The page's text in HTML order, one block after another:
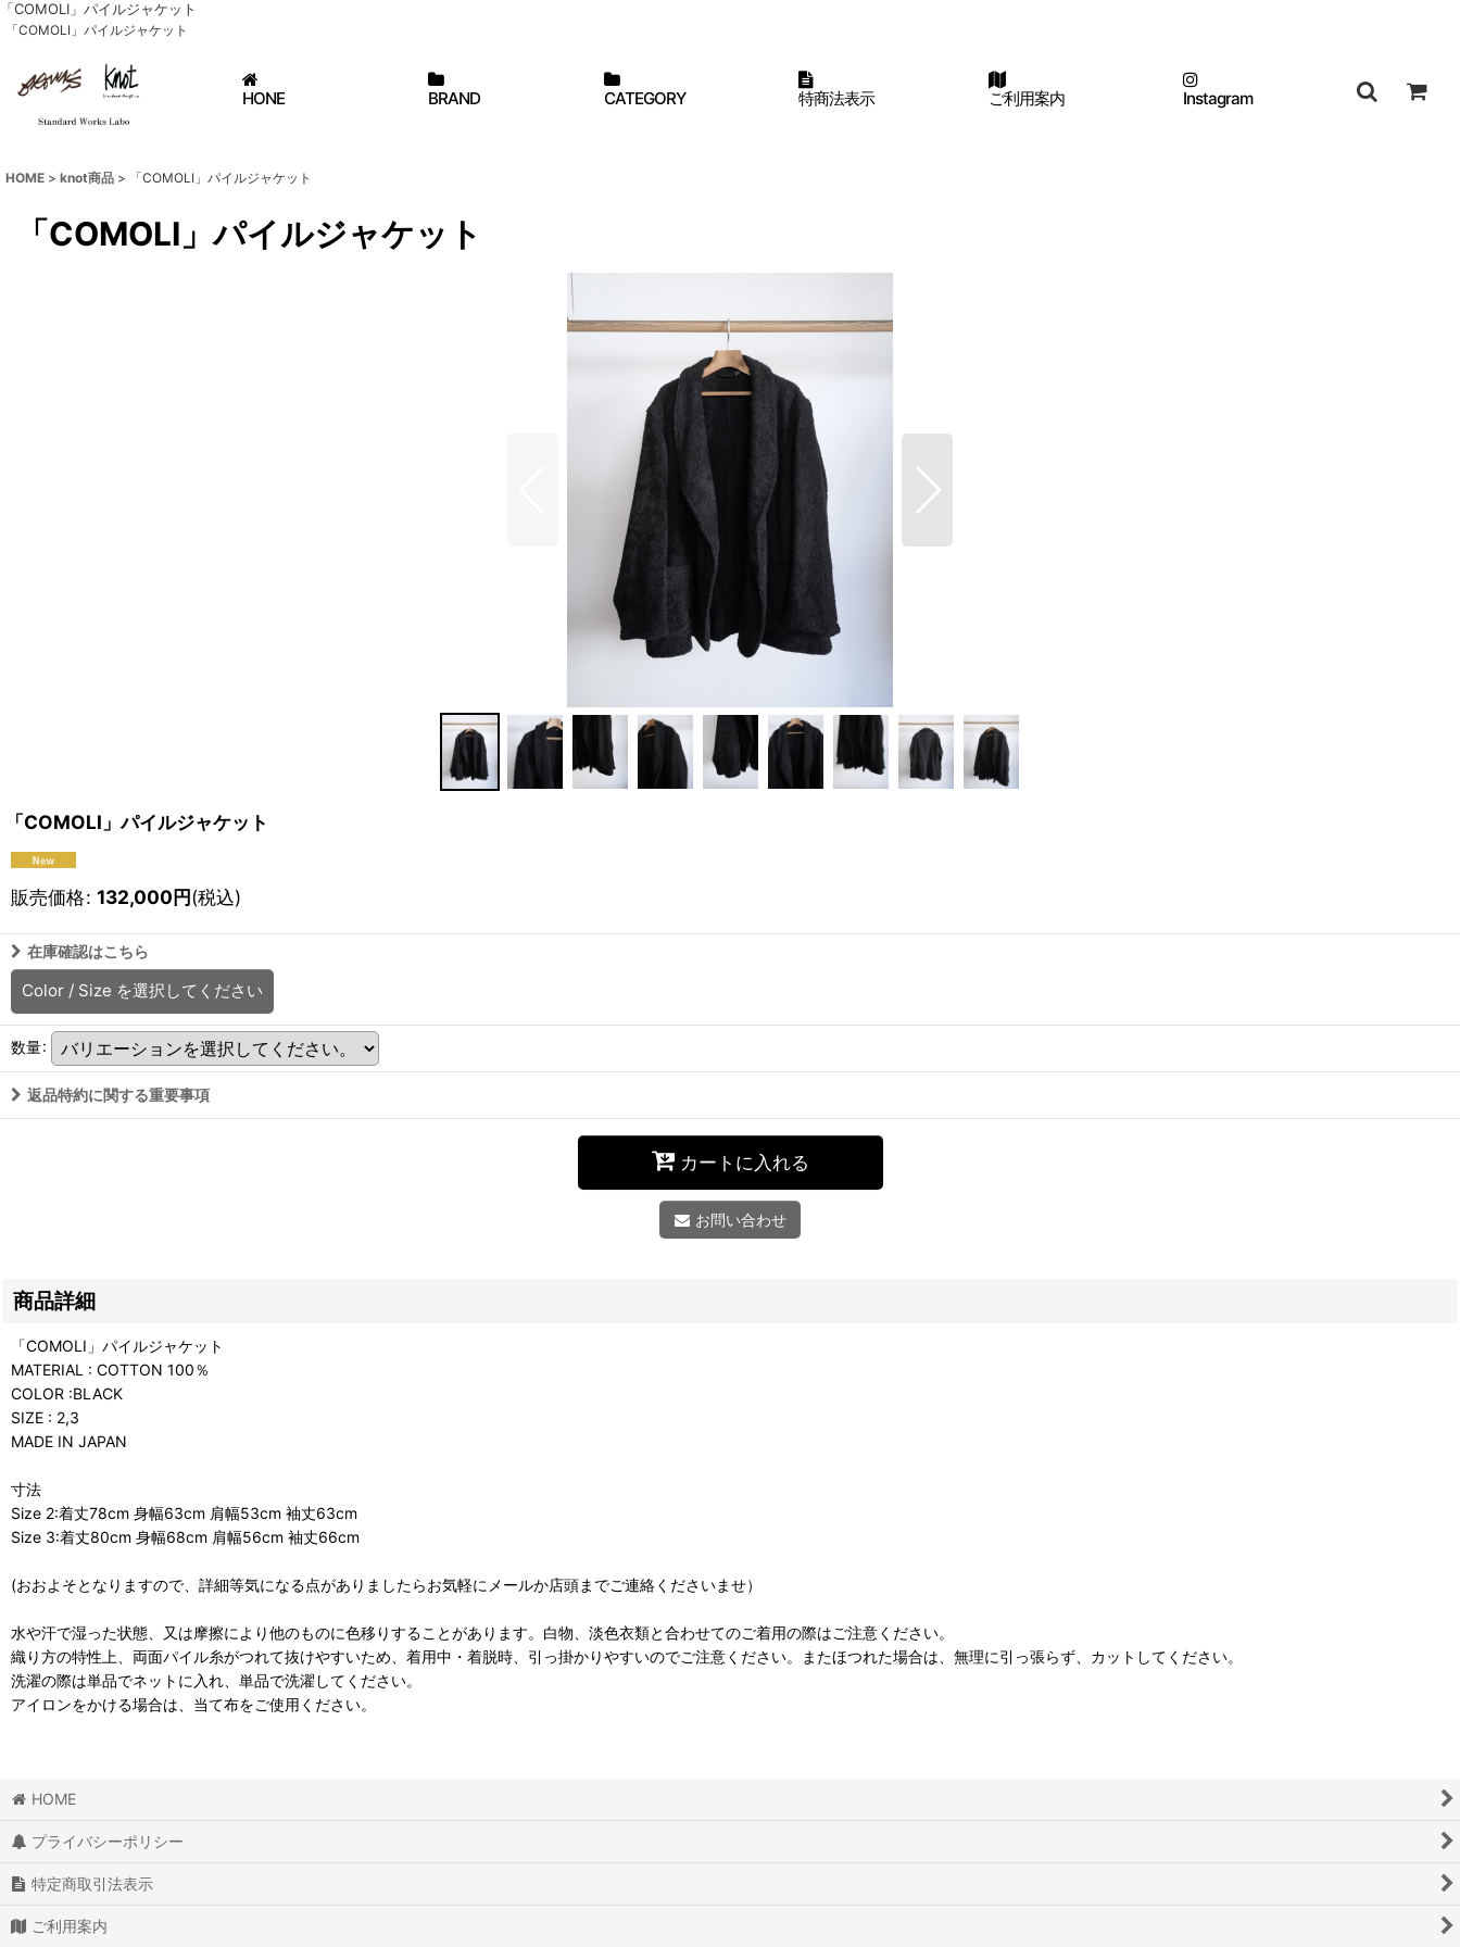
「COMOLI」パイルジャケット
「COMOLI」パイルジャケット
HONE BRAND CATEGORY 特商法表示 ご利用案内 Instagram
HOME > knot商品 > 「COMOLI」パイルジャケット
「COMOLI」パイルジャケット
「COMOLI」パイルジャケット
販売価格: 132,000円(税込)
在庫確認はこちら
Color / Size を選択してください
数量:
返品特約に関する重要事項
カートに入れる
お問い合わせ
商品詳細
「COMOLI」パイルジャケット
MATERIAL : COTTON 100％
COLOR :BLACK
SIZE : 2,3
MADE IN JAPAN
寸法
Size 2:着丈78cm 身幅63cm 肩幅53cm 袖丈63cm
Size 3:着丈80cm 身幅68cm 肩幅56cm 袖丈66cm
(おおよそとなりますので、詳細等気になる点がありましたらお気軽にメールか店頭までご連絡くださいませ）
水や汗で湿った状態、又は摩擦により他のものに色移りすることがあります。白物、淡色衣類と合わせてのご着用の際はご注意ください。
織り方の特性上、両面パイル糸がつれて抜けやすいため、着用中・着脱時、引っ掛かりやすいのでご注意ください。またほつれた場合は、無理に引っ張らず、カットしてください。
洗濯の際は単品でネットに入れ、単品で洗濯してください。
アイロンをかける場合は、当て布をご使用ください。
HOME
プライバシーポリシー
特定商取引法表示
ご利用案内